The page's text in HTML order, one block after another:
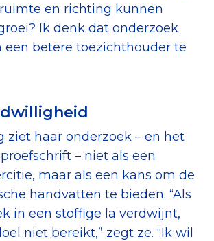
en richting kunnen
Ik denk dat onderzoek
een betere toezichthouder te
ziet haar onderzoek – en het
– niet als een
maar als een kans om de
handvatten te bieden. “Als
in een stoffige la verdwijnt,
niet bereikt,” zegt ze. “Ik wil